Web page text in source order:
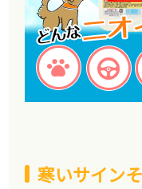
寒いサイン